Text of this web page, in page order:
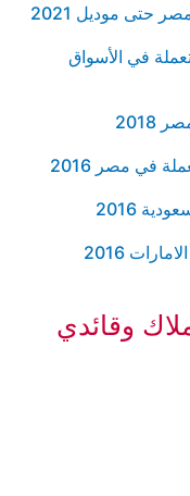
حتى موديل 2021
في الأسواق
في مصر 2016
2016
2016
وقائدي